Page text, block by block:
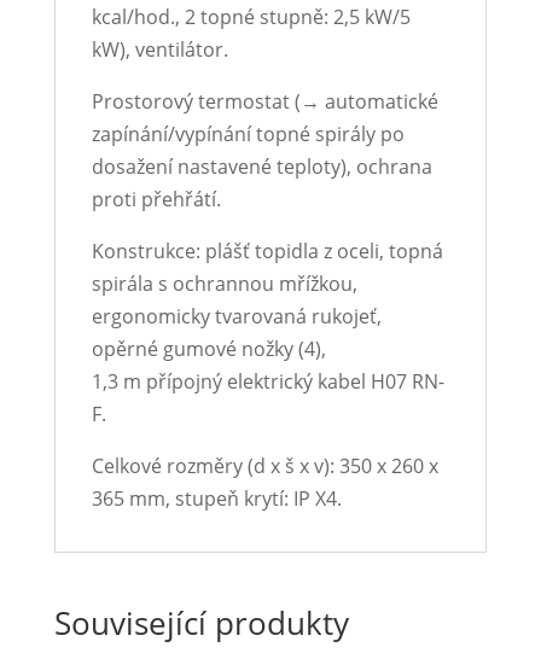
kcal/hod., 2 topné stupně: 2,5 kW/5
kW), ventilátor.
Prostorový termostat (→ automatické
zapínání/vypínání topné spirály po
dosažení nastavené teploty), ochrana
proti přehřátí.
Konstrukce: plášť topidla z oceli, topná
spirála s ochrannou mřížkou,
ergonomicky tvarovaná rukojeť,
opěrné gumové nožky (4),
1,3 m přípojný elektrický kabel H07 RN-
F.
Celkové rozměry (d x š x v): 350 x 260 x
365 mm, stupeň krytí: IP X4.
Související produkty